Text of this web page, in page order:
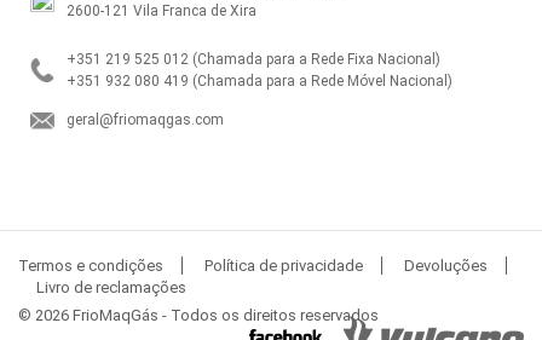
2600-121 Vila Franca de Xira
+351 219 525 012 (Chamada para a Rede Fixa Nacional)
+351 932 080 419 (Chamada para a Rede Móvel Nacional)
geral@friomaqgas.com
Termos e condições Política de privacidade
Devoluções
Livro de reclamações
© 2026 FrioMaqGás - Todos os direitos reservados